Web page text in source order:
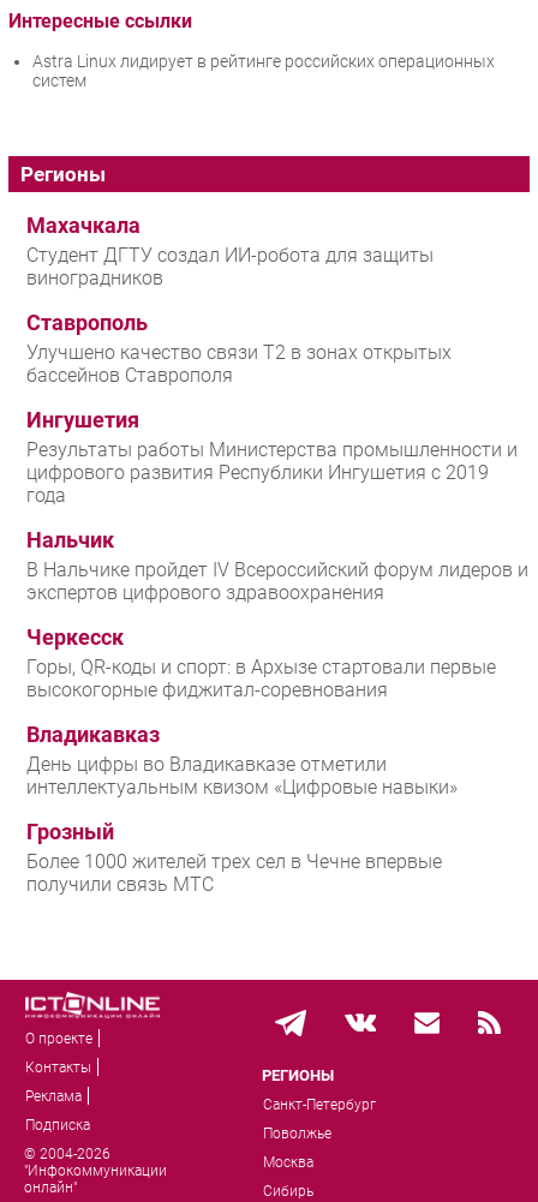
Интересные ссылки
Astra Linux лидирует в рейтинге российских операционных
систем
Регионы
Махачкала
Студент ДГТУ создал ИИ-робота для защиты
виноградников
Ставрополь
Улучшено качество связи T2 в зонах открытых
бассейнов Ставрополя
Ингушетия
Результаты работы Министерства промышленности и
цифрового развития Республики Ингушетия с 2019
года
Нальчик
В Нальчике пройдет IV Всероссийский форум лидеров и
экспертов цифрового здравоохранения
Черкесск
Горы, QR-коды и спорт: в Архызе стартовали первые
высокогорные фиджитал-соревнования
Владикавказ
День цифры во Владикавказе отметили
интеллектуальным квизом «Цифровые навыки»
Грозный
Более 1000 жителей трех сел в Чечне впервые
получили связь МТС
О проекте
Контакты
Реклама
Подписка
© 2004-2026
"Инфокоммуникации
онлайн"
РЕГИОНЫ
Санкт-Петербург
Поволжье
Москва
Сибирь